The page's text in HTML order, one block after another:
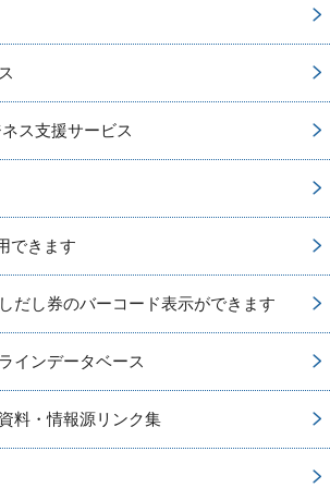
ス支援サービス
できます
だし券のバーコード表示ができます
インデータベース
料・情報源リンク集